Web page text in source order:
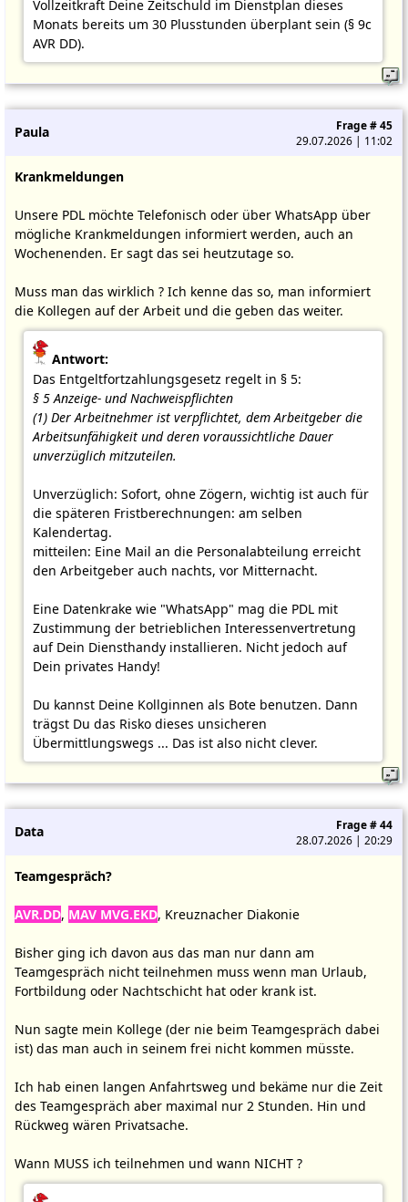
Vollzeitkraft Deine Zeitschuld im Dienstplan dieses
Monats bereits um 30 Plusstunden überplant sein (§ 9c
AVR DD).
Paula
Frage # 45
29.07.2026 | 11:02
Krankmeldungen
Unsere PDL möchte Telefonisch oder über WhatsApp über
mögliche Krankmeldungen informiert werden, auch an
Wochenenden. Er sagt das sei heutzutage so.
Muss man das wirklich ? Ich kenne das so, man informiert
die Kollegen auf der Arbeit und die geben das weiter.
Antwort:
Das Entgeltfortzahlungsgesetz regelt in § 5:
§ 5 Anzeige- und Nachweispflichten
(1) Der Arbeitnehmer ist verpflichtet, dem Arbeitgeber die
Arbeitsunfähigkeit und deren voraussichtliche Dauer
unverzüglich mitzuteilen.
Unverzüglich: Sofort, ohne Zögern, wichtig ist auch für
die späteren Fristberechnungen: am selben
Kalendertag.
mitteilen: Eine Mail an die Personalabteilung erreicht
den Arbeitgeber auch nachts, vor Mitternacht.
Eine Datenkrake wie "WhatsApp" mag die PDL mit
Zustimmung der betrieblichen Interessenvertretung
auf Dein Diensthandy installieren. Nicht jedoch auf
Dein privates Handy!
Du kannst Deine Kollginnen als Bote benutzen. Dann
trägst Du das Risko dieses unsicheren
Übermittlungswegs ... Das ist also nicht clever.
Data
Frage # 44
28.07.2026 | 20:29
Teamgespräch?
AVR.DD, MAV MVG.EKD, Kreuznacher Diakonie
Bisher ging ich davon aus das man nur dann am
Teamgespräch nicht teilnehmen muss wenn man Urlaub,
Fortbildung oder Nachtschicht hat oder krank ist.
Nun sagte mein Kollege (der nie beim Teamgespräch dabei
ist) das man auch in seinem frei nicht kommen müsste.
Ich hab einen langen Anfahrtsweg und bekäme nur die Zeit
des Teamgespräch aber maximal nur 2 Stunden. Hin und
Rückweg wären Privatsache.
Wann MUSS ich teilnehmen und wann NICHT ?